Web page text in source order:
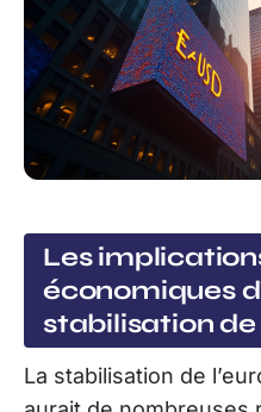
Les
économiques
stabilisation de
La stabilisation de